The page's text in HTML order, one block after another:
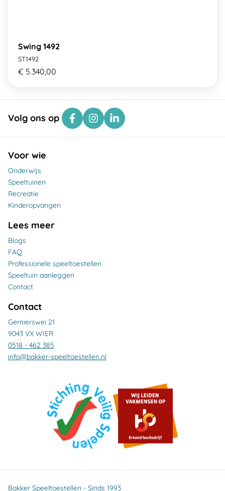
Swing 1492
ST1492
€ 5.340,00
Volg ons op
Voor wie
Onderwijs
Speeltuinen
Recreatie
Kinderopvangen
Lees meer
Blogs
FAQ
Professionele speeltoestellen
Speeltuin aanleggen
Contact
Contact
Gernierswei 21
9043 VX WIER
0518 - 462 385
info@bakker-speeltoestellen.nl
Bakker Speeltoestellen - Sinds 1993